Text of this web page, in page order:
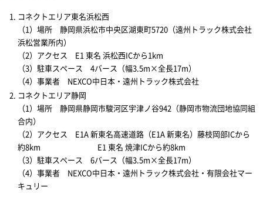
コネクトエリア東名浜松西
（1）場所 静岡県浜松市中央区湖東町5720（遠州トラック株式会社
浜松営業所内）
（2）アクセス E1 東名 浜松西ICから1km
（3）駐車スペース 4バース（幅3.5m×全長17m）
（4）事業者 NEXCO中日本・遠州トラック株式会社
コネクトエリア静岡
（1）場所 静岡県静岡市駿河区宇津ノ谷942（静岡市物流団地協同組
合内）
（2）アクセス E1A 新東名高速道路（E1A 新東名）藤枝岡部ICから
約8km E1 東名 焼津ICから約8km
（3）駐車スペース 6バース（幅3.5m×全長17m）
（4）事業者 NEXCO中日本・遠州トラック株式会社・有限会社マー
キュリー